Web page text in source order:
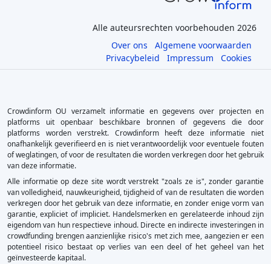
Alle auteursrechten voorbehouden 2026
Over ons
Algemene voorwaarden
Privacybeleid
Impressum Cookies
Crowdinform OU verzamelt informatie en gegevens over projecten en
platforms uit openbaar beschikbare bronnen of gegevens die door
platforms worden verstrekt. Crowdinform heeft deze informatie niet
onafhankelijk geverifieerd en is niet verantwoordelijk voor eventuele fouten
of weglatingen, of voor de resultaten die worden verkregen door het gebruik
van deze informatie.
Alle informatie op deze site wordt verstrekt "zoals ze is", zonder garantie
van volledigheid, nauwkeurigheid, tijdigheid of van de resultaten die worden
verkregen door het gebruik van deze informatie, en zonder enige vorm van
garantie, expliciet of impliciet. Handelsmerken en gerelateerde inhoud zijn
eigendom van hun respectieve inhoud. Directe en indirecte investeringen in
crowdfunding brengen aanzienlijke risico's met zich mee, aangezien er een
potentieel risico bestaat op verlies van een deel of het geheel van het
geïnvesteerde kapitaal.